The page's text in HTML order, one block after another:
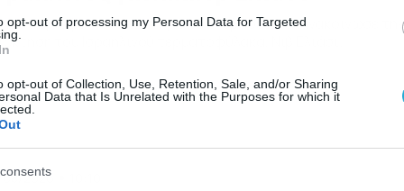
opt-out of processing my Personal Data for Targeted
opt-out of Collection, Use, Retention, Sale, and/or Sharing
Data that Is Unrelated with the Purposes for which it
μεταγραφική ενίσχυση για τον Λεβαδειακό, ανακοίνωσε την
του Ισραηλινού τερματοφύλακα, Νιβ Ελιάσι.
2026